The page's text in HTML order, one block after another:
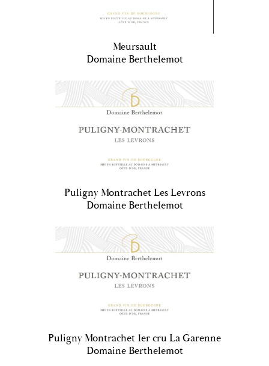
Meursault
Domaine Berthelemot
Puligny Montrachet Les Levrons
Domaine Berthelemot
Puligny Montrachet 1er cru La Garenne
Domaine Berthelemot